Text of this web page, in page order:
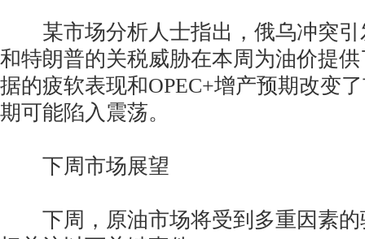
某市场分析人士指出，俄乌冲突引
和特朗普的关税威胁在本周为油价提
据的疲软表现和OPEC+增产预期改变
期可能陷入震荡。
下周市场展望
下周，原油市场将受到多重因素的